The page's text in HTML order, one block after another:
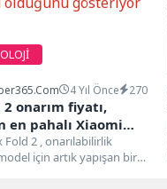
4 Yıl Önce 270
onarım fiyatı,
en pahalı Xiaomi
gösteriyor
2 , onarılabilirlik
için artık yapışan bir